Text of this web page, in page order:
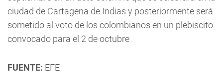
ciudad de Cartagena de Indias y posteriormente será
sometido al voto de los colombianos en un plebiscito
convocado para el 2 de octubre
FUENTE: EFE